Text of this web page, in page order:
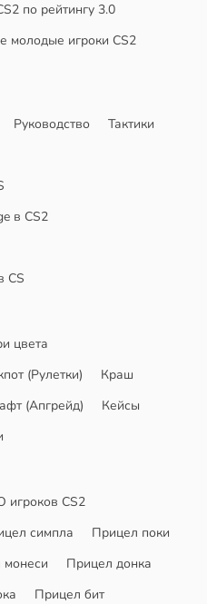
по рейтингу 3.0
молодые игроки CS2
Руководство
Тактики
в CS2
CS
цвета
(Рулетки)
Краш
(Апгрейд)
Кейсы
CS2
симпла
Прицел поки
Прицел донка
Прицел бит